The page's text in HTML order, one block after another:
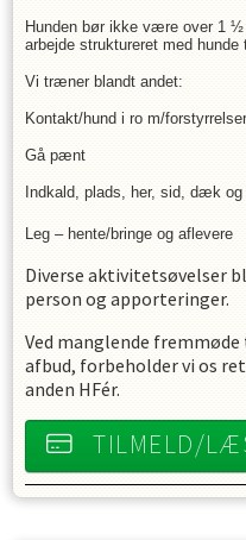
Hunden bør ikke være over 1
arbejde struktureret med
Vi træner blandt andet:
Kontakt/hund i ro m/
Gå pænt
Indkald, plads, her, sid, dæk
Leg – hente/bringe og aflevere
Diverse aktivitetsøvelser
person og apporteringer.
Ved manglende
afbud, forbeholder vi os
anden HFér.
TILMELD/